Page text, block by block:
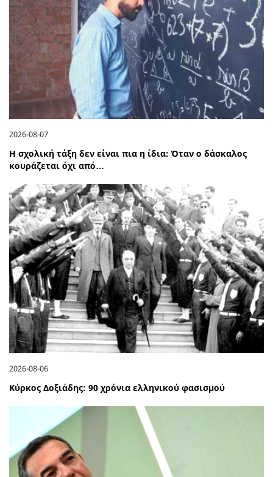
2026-08-07
Η σχολική τάξη δεν είναι πια η ίδια: Όταν ο δάσκαλος
κουράζεται όχι από…
2026-08-06
Κύρκος Δοξιάδης: 90 χρόνια ελληνικού φασισμού